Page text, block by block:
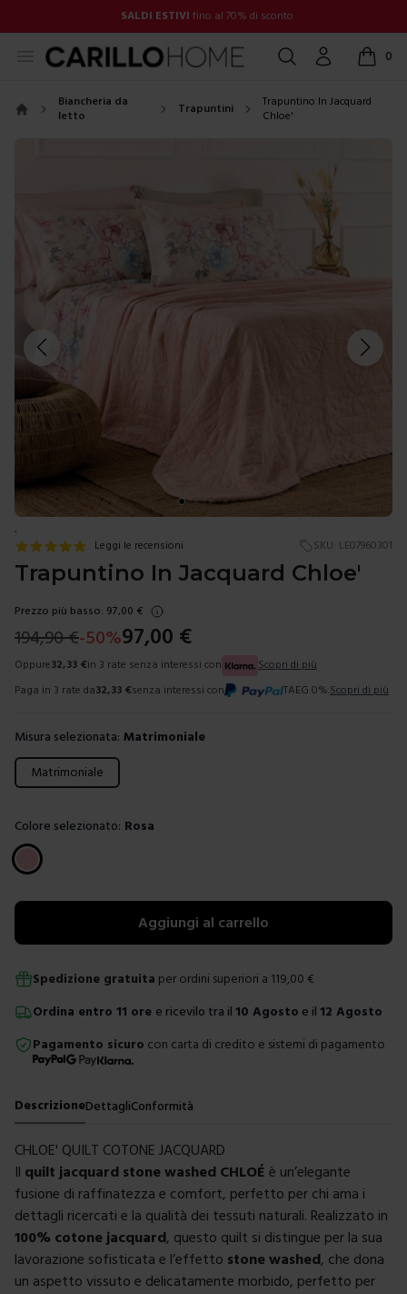
SALDI ESTIVI fino al 70% di sconto
Open menu Cerca Account 0
items
Biancheria da
letto
Trapuntini
Trapuntino In Jacquard
Chloe'
.
Leggi le recensioni SKU: LE07960301
Trapuntino In Jacquard Chloe'
Prezzo più basso: 97,00 €
194,90€-50%97,00 €
Oppure32,33 €in 3 rate senza interessi con
Scopri di più
Paga in 3 rate da32,33 €senza interessi con TAEG 0%. Scopri di più
Misura selezionata: Matrimoniale
Scegli una misura
Matrimoniale
Colore selezionato: Rosa
Scegli un colore
Aggiungi al carrello
Spedizione gratuita per ordini superiori a 119,00 €
Ordina entro 11 ore e ricevilo tra il 10 Agosto e il 12 Agosto
Pagamento sicuro con carta di credito e sistemi di pagamento
DescrizioneDettagliConformità
CHLOE' QUILT COTONE JACQUARD
Il quilt jacquard stone washed CHLOÉ è un’elegante
fusione di raffinatezza e comfort, perfetto per chi ama i
dettagli ricercati e la qualità dei tessuti naturali. Realizzato in
100% cotone jacquard, questo quilt si distingue per la sua
lavorazione sofisticata e l’effetto stone washed, che dona
un aspetto vissuto e delicatamente morbido, perfetto per